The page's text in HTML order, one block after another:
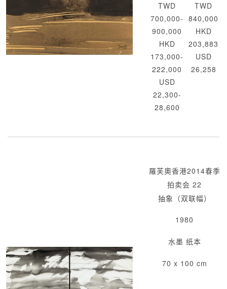
TWD
700,000-
900,000
HKD
173,000-
222,000
USD
22,300-
28,600
TWD
840,000
HKD
203,883
USD
26,258
羅芙奧香港2014春季
拍卖会 22
抽象（双联幅）
1980
水墨 纸本
70 x 100 cm